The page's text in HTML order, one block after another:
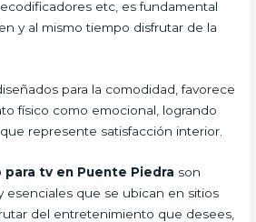
etc, es fundamental
y al mismo tiempo disfrutar de la
para la comodidad, favorece
físico como emocional, logrando
represente satisfacción interior.
tv en Puente Piedra son
esenciales que se ubican en sitios
del entretenimiento que desees,